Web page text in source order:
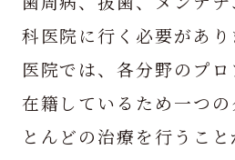
科医院に行く必要があ
医院では、各分野のプ
在籍しているため一つ
とんどの治療を行うこと